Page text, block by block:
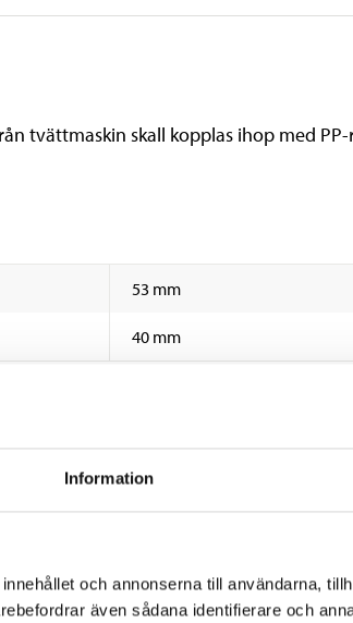
Information
och annonserna till användarna,
även sådana identifierare och
tvättmaskin skall kopplas ihop med
53 mm
40 mm
kunder köpte också